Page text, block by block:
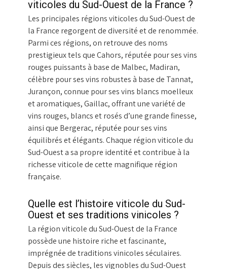
viticoles du Sud-Ouest de la France ?
Les principales régions viticoles du Sud-Ouest de
la France regorgent de diversité et de renommée.
Parmi ces régions, on retrouve des noms
prestigieux tels que Cahors, réputée pour ses vins
rouges puissants à base de Malbec, Madiran,
célèbre pour ses vins robustes à base de Tannat,
Jurançon, connue pour ses vins blancs moelleux
et aromatiques, Gaillac, offrant une variété de
vins rouges, blancs et rosés d’une grande finesse,
ainsi que Bergerac, réputée pour ses vins
équilibrés et élégants. Chaque région viticole du
Sud-Ouest a sa propre identité et contribue à la
richesse viticole de cette magnifique région
française.
Quelle est l’histoire viticole du Sud-
Ouest et ses traditions vinicoles ?
La région viticole du Sud-Ouest de la France
possède une histoire riche et fascinante,
imprégnée de traditions vinicoles séculaires.
Depuis des siècles, les vignobles du Sud-Ouest